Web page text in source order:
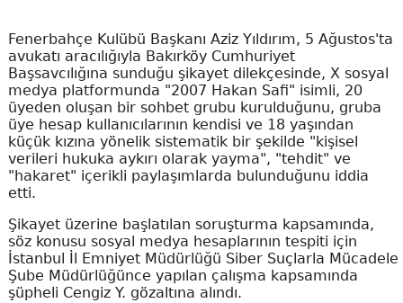
Fenerbahçe Kulübü Başkanı Aziz Yıldırım, 5 Ağustos'ta
avukatı aracılığıyla Bakırköy Cumhuriyet
Başsavcılığına sunduğu şikayet dilekçesinde, X sosyal
medya platformunda "2007 Hakan Safi" isimli, 20
üyeden oluşan bir sohbet grubu kurulduğunu, gruba
üye hesap kullanıcılarının kendisi ve 18 yaşından
küçük kızına yönelik sistematik bir şekilde "kişisel
verileri hukuka aykırı olarak yayma", "tehdit" ve
"hakaret" içerikli paylaşımlarda bulunduğunu iddia
etti.
Şikayet üzerine başlatılan soruşturma kapsamında,
söz konusu sosyal medya hesaplarının tespiti için
İstanbul İl Emniyet Müdürlüğü Siber Suçlarla Mücadele
Şube Müdürlüğünce yapılan çalışma kapsamında
şüpheli Cengiz Y. gözaltına alındı.